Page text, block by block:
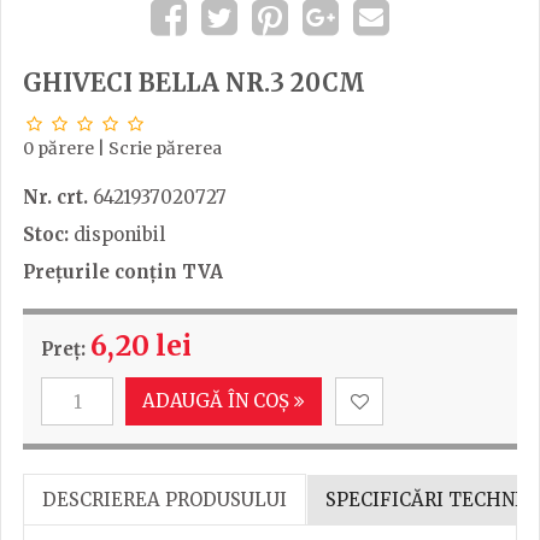
GHIVECI BELLA NR.3 20CM
0 părere Scrie părerea
Nr. crt. 6421937020727
Stoc: disponibil
Prețurile conțin TVA
Preț: 6,20 lei
ADAUGĂ ÎN COȘ
DESCRIEREA PRODUSULUI SPECIFICĂRI